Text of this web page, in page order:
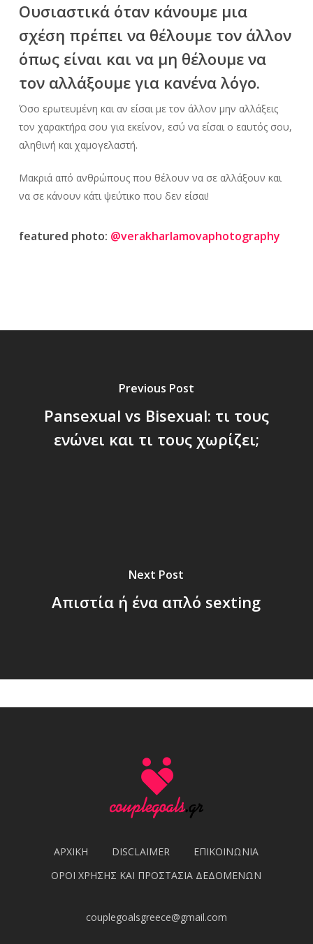
Ουσιαστικά όταν κάνουμε μια
σχέση πρέπει να θέλουμε τον άλλον
όπως είναι και να μη θέλουμε να
τον αλλάξουμε για κανένα λόγο.
Όσο ερωτευμένη και αν είσαι με τον άλλον μην αλλάξεις
τον χαρακτήρα σου για εκείνον, εσύ να είσαι ο εαυτός σου,
αληθινή και χαμογελαστή.
Μακριά από ανθρώπους που θέλουν να σε αλλάξουν και
να σε κάνουν κάτι ψεύτικο που δεν είσαι!
featured photo: @verakharlamovaphotography
Previous Post
Pansexual vs Bisexual: τι τους
ενώνει και τι τους χωρίζει;
Next Post
Απιστία ή ένα απλό sexting
ΑΡΧΙΚΗ DISCLAIMER
ΕΠΙΚΟΙΝΩΝΙΑ
ΟΡΟΙ ΧΡΗΣΗΣ ΚΑΙ ΠΡΟΣΤΑΣΙΑ ΔΕΔΟΜΕΝΩΝ
couplegoalsgreece@gmail.com